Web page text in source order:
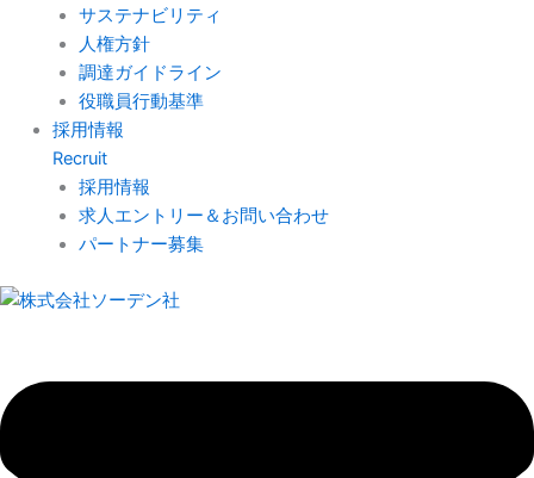
サステナビリティ
人権方針
調達ガイドライン
役職員行動基準
採用情報
Recruit
採用情報
求人エントリー＆お問い合わせ
パートナー募集